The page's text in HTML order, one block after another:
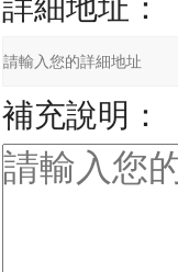
詳細地址：
補充說明：